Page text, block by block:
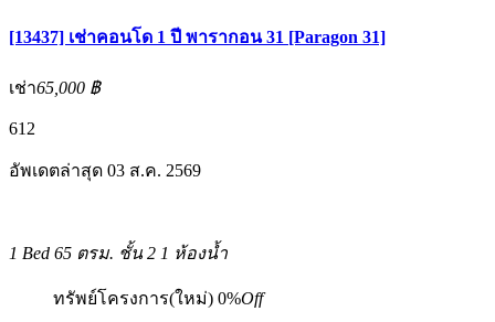
[13437] เช่าคอนโด 1 ปี พารากอน 31 [Paragon 31]
เช่า65,000 ฿
612
อัพเดตล่าสุด 03 ส.ค. 2569
1 Bed 65 ตรม. ชั้น 2 1 ห้องน้ำ
ทรัพย์โครงการ(ใหม่) 0%Off